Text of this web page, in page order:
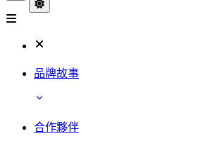
品牌故事
合作夥伴